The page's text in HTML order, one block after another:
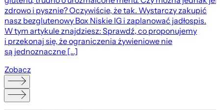
zdrowo i pysznie? Oczywiście, że tak. Wystarczy zakupić
nasz bezglutenowy Box Niskie IG i zaplanować jadłospis.
W tym artykule znajdziesz: Sprawdź, co proponujemy
i przekonaj się, że ograniczenia żywieniowe nie
są jednoznaczne […]
Zobacz